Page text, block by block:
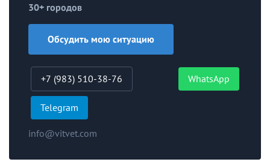
30+ городов
Обсудить мою ситуацию
+7 (983) 510-38-76 WhatsApp
Telegram
info@vitvet.com